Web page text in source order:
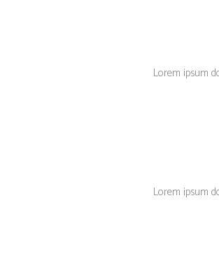
Lorem ipsum
Lorem ipsum